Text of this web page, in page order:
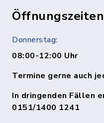
Öffnungszeiten
Donnerstag:
08:00-12:00 Uhr
Termine gerne auch
In dringenden Fällen
0151/1400 1241